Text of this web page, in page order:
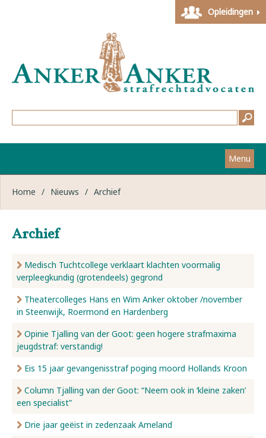
Opleidingen
Menu
Home
Strafzaken
Werkwijze
Nieuws
Over ons
Contact
Home / Nieuws / Archief
Archief
Medisch Tuchtcollege verklaart klachten voormalig
verpleegkundig (grotendeels) gegrond
Theatercolleges Hans en Wim Anker oktober /november
in Steenwijk, Roermond en Hardenberg
Opinie Tjalling van der Goot: geen hogere strafmaxima
jeugdstraf: verstandig!
Eis 15 jaar gevangenisstraf poging moord Hollands Kroon
Column Tjalling van der Goot: “Neem ook in ‘kleine zaken’
een specialist”
Drie jaar geëist in zedenzaak Ameland